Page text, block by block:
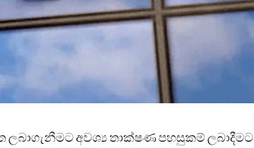
අවශ්‍ය තාක්ෂණ පහසුකම් ලබාදීමට